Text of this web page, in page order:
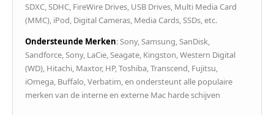
SDXC, SDHC, FireWire Drives, USB Drives, Multi Media Card
(MMC), iPod, Digital Cameras, Media Cards, SSDs, etc.
Ondersteunde Merken: Sony, Samsung, SanDisk,
Sandforce, Sony, LaCie, Seagate, Kingston, Western Digital
(WD), Hitachi, Maxtor, HP, Toshiba, Transcend, Fujitsu,
iOmega, Buffalo, Verbatim, en ondersteunt alle populaire
merken van de interne en externe Mac harde schijven